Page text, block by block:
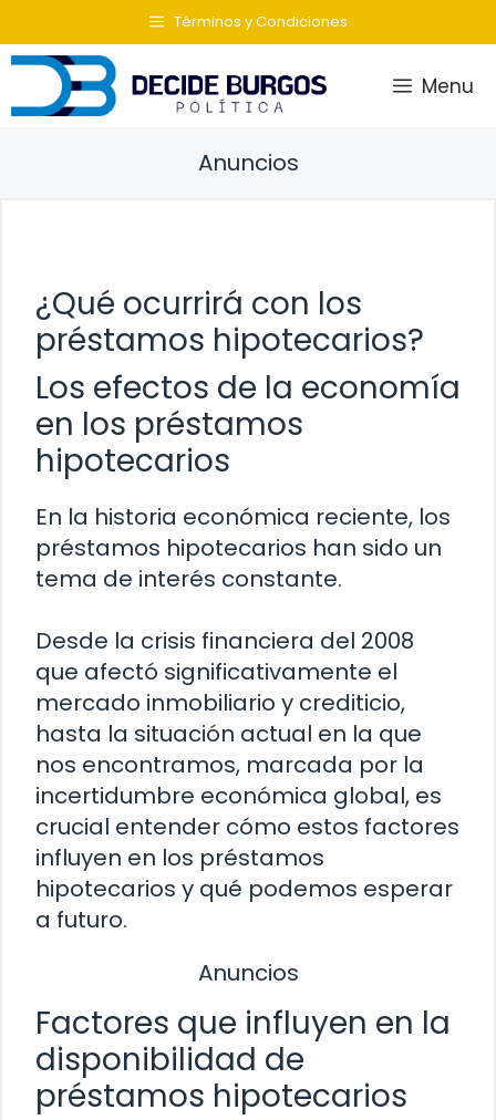
al
contenido
Términos y Condiciones
Menu
Anuncios
¿Qué ocurrirá con los
préstamos hipotecarios?
Los efectos de la economía
en los préstamos
hipotecarios
En la historia económica reciente, los
préstamos hipotecarios han sido un
tema de interés constante.
Desde la crisis financiera del 2008
que afectó significativamente el
mercado inmobiliario y crediticio,
hasta la situación actual en la que
nos encontramos, marcada por la
incertidumbre económica global, es
crucial entender cómo estos factores
influyen en los préstamos
hipotecarios y qué podemos esperar
a futuro.
Anuncios
Factores que influyen en la
disponibilidad de
préstamos hipotecarios